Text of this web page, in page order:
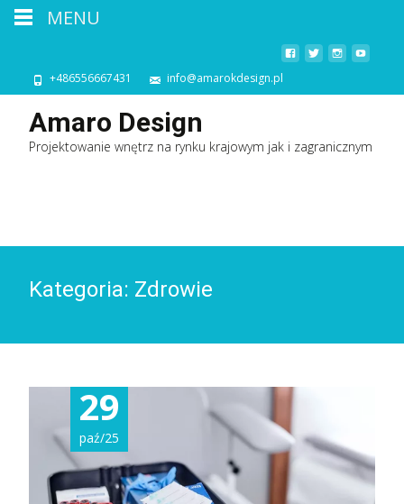
+486556667431 info@amarokdesign.pl
Amaro Design
Projektowanie wnętrz na rynku krajowym jak i zagranicznym
Kategoria: Zdrowie
29
paź/25
MENU